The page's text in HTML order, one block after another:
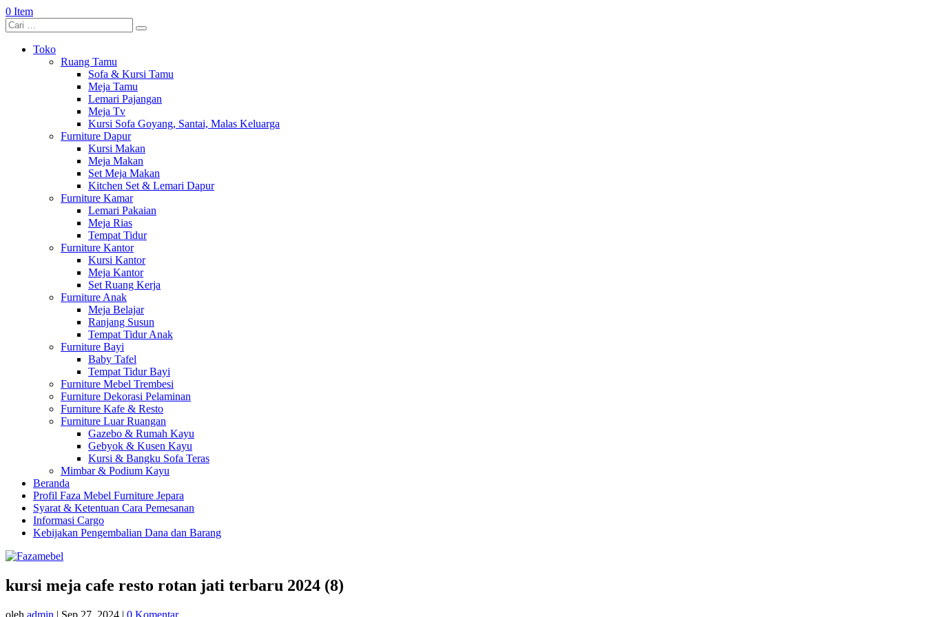
0 Item
Toko
Ruang Tamu
Sofa & Kursi Tamu
Meja Tamu
Lemari Pajangan
Meja Tv
Kursi Sofa Goyang, Santai, Malas Keluarga
Furniture Dapur
Kursi Makan
Meja Makan
Set Meja Makan
Kitchen Set & Lemari Dapur
Furniture Kamar
Lemari Pakaian
Meja Rias
Tempat Tidur
Furniture Kantor
Kursi Kantor
Meja Kantor
Set Ruang Kerja
Furniture Anak
Meja Belajar
Ranjang Susun
Tempat Tidur Anak
Furniture Bayi
Baby Tafel
Tempat Tidur Bayi
Furniture Mebel Trembesi
Furniture Dekorasi Pelaminan
Furniture Kafe & Resto
Furniture Luar Ruangan
Gazebo & Rumah Kayu
Gebyok & Kusen Kayu
Kursi & Bangku Sofa Teras
Mimbar & Podium Kayu
Beranda
Profil Faza Mebel Furniture Jepara
Syarat & Ketentuan Cara Pemesanan
Informasi Cargo
Kebijakan Pengembalian Dana dan Barang
kursi meja cafe resto rotan jati terbaru 2024 (8)
oleh admin | Sep 27, 2024 | 0 Komentar